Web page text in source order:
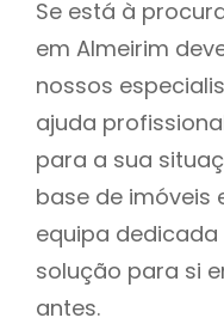
Se está à
em Almeirim
nossos
ajuda
para a sua
base de imóveis
equipa
solução para si
antes.